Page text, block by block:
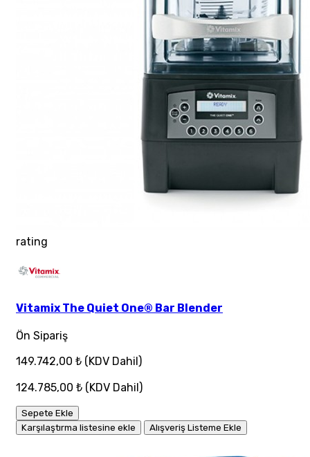
rating
Vitamix The Quiet One® Bar Blender
Ön Sipariş
149.742,00 ₺ (KDV Dahil)
124.785,00 ₺ (KDV Dahil)
Sepete Ekle
Karşılaştırma listesine ekle
Alışveriş Listeme Ekle